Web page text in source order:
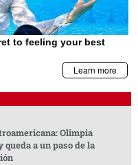
Olimpia
queda a un paso de la